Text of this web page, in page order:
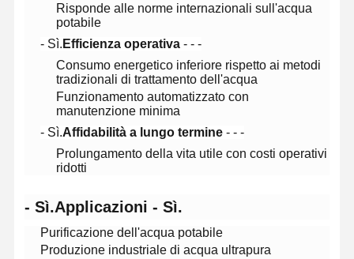
Casa
Visita Alla
Fabbrica
Controllo
Qualità
Casi
Preventivo
Risponde alle norme internazionali sull'acqua
potabile
- Sì. Efficienza operativa - - -
Consumo energetico inferiore rispetto ai metodi
tradizionali di trattamento dell'acqua
Funzionamento automatizzato con
manutenzione minima
- Sì.Affidabilità a lungo termine - - -
Prolungamento della vita utile con costi operativi
ridotti
- Sì.Applicazioni - Sì.
Purificazione dell'acqua potabile
Produzione industriale di acqua ultrapura